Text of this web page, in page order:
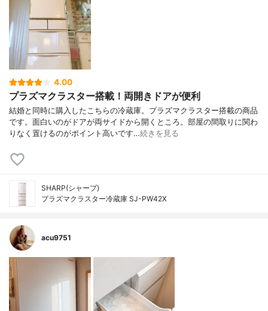
4.00
プラズマクラスター搭載！両開きドアが便利
結婚と同時に購入したこちらの冷蔵庫。プラズマクラスター搭載の商品
です。面白いのがドアが両サイドから開くところ。部屋の間取りに関わ
りなく置けるのがポイント高いです…続きを見る
SHARP(シャープ)
プラズマクラスター冷蔵庫 SJ-PW42X
acu9751